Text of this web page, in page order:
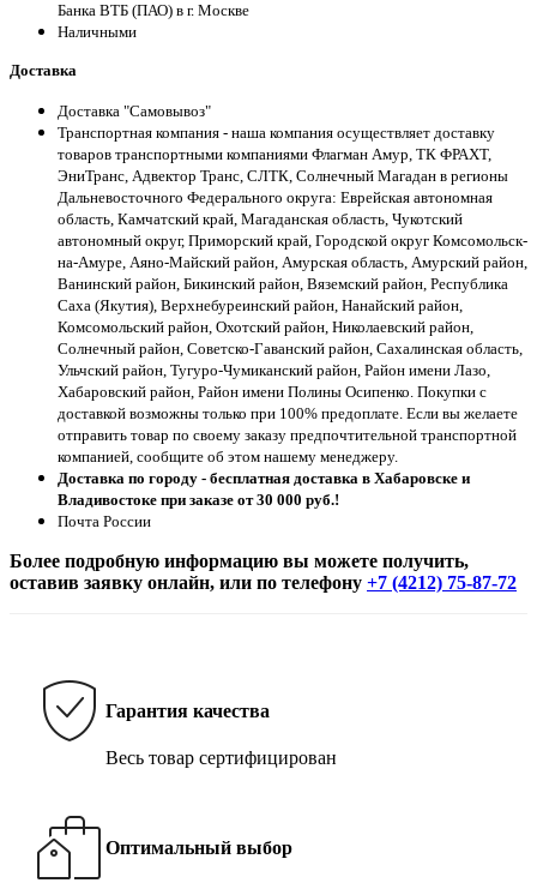
Банка ВТБ (ПАО) в г. Москве
Наличными
Доставка
Доставка "Самовывоз"
Транспортная компания - наша компания осуществляет доставку
товаров транспортными компаниями Флагман Амур, ТК ФРАХТ,
ЭниТранс, Адвектор Транс, СЛТК, Солнечный Магадан в регионы
Дальневосточного Федерального округа: Еврейская автономная
область, Камчатский край, Магаданская область, Чукотский
автономный округ, Приморский край, Городской округ Комсомольск-
на-Амуре, Аяно-Майский район, Амурская область, Амурский район,
Ванинский район, Бикинский район, Вяземский район, Республика
Саха (Якутия), Верхнебуреинский район, Нанайский район,
Комсомольский район, Охотский район, Николаевский район,
Солнечный район, Советско-Гаванский район, Сахалинская область,
Ульчский район, Тугуро-Чумиканский район, Район имени Лазо,
Хабаровский район, Район имени Полины Осипенко. Покупки с
доставкой возможны только при 100% предоплате. Если вы желаете
отправить товар по своему заказу предпочтительной транспортной
компанией, сообщите об этом нашему менеджеру.
Доставка по городу - бесплатная доставка в Хабаровске и
Владивостоке при заказе от 30 000 руб.!
Почта России
Более подробную информацию вы можете получить,
оставив заявку онлайн, или по телефону +7 (4212) 75-87-72
Гарантия качества
Весь товар сертифицирован
Оптимальный выбор